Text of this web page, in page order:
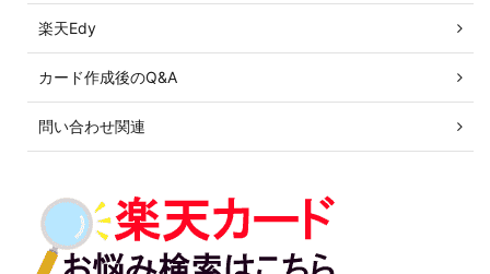
楽天Edy
カード作成後のQ&A
問い合わせ関連